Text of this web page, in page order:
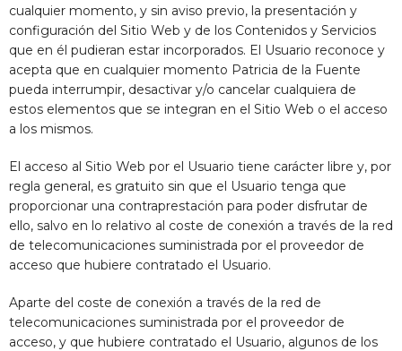
cualquier momento, y sin aviso previo, la presentación y
configuración del Sitio Web y de los Contenidos y Servicios
que en él pudieran estar incorporados. El Usuario reconoce y
acepta que en cualquier momento Patricia de la Fuente
pueda interrumpir, desactivar y/o cancelar cualquiera de
estos elementos que se integran en el Sitio Web o el acceso
a los mismos.
El acceso al Sitio Web por el Usuario tiene carácter libre y, por
regla general, es gratuito sin que el Usuario tenga que
proporcionar una contraprestación para poder disfrutar de
ello, salvo en lo relativo al coste de conexión a través de la red
de telecomunicaciones suministrada por el proveedor de
acceso que hubiere contratado el Usuario.
Aparte del coste de conexión a través de la red de
telecomunicaciones suministrada por el proveedor de
acceso, y que hubiere contratado el Usuario, algunos de los